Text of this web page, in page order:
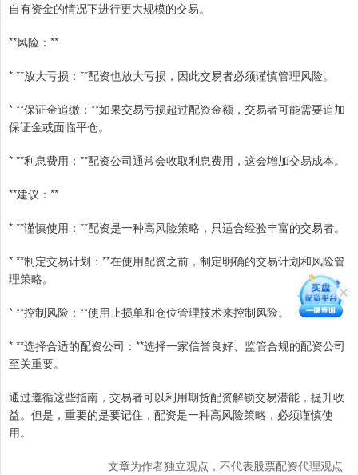
自有资金的情况下进行更大规模的交易。
**风险：**
* **放大亏损：**配资也放大亏损，因此交易者必须谨慎管理风险。
* **保证金追缴：**如果交易亏损超过配资金额，交易者可能需要追加
保证金或面临平仓。
* **利息费用：**配资公司通常会收取利息费用，这会增加交易成本。
**建议：**
* **谨慎使用：**配资是一种高风险策略，只适合经验丰富的交易者。
* **制定交易计划：**在使用配资之前，制定明确的交易计划和风险管
理策略。
* **控制风险：**使用止损单和仓位管理技术来控制风险。
* **选择合适的配资公司：**选择一家信誉良好、监管合规的配资公司
至关重要。
通过遵循这些指南，交易者可以利用期货配资解锁交易潜能，提升收
益。但是，重要的是要记住，配资是一种高风险策略，必须谨慎使
用。
文章为作者独立观点，不代表股票配资代理观点